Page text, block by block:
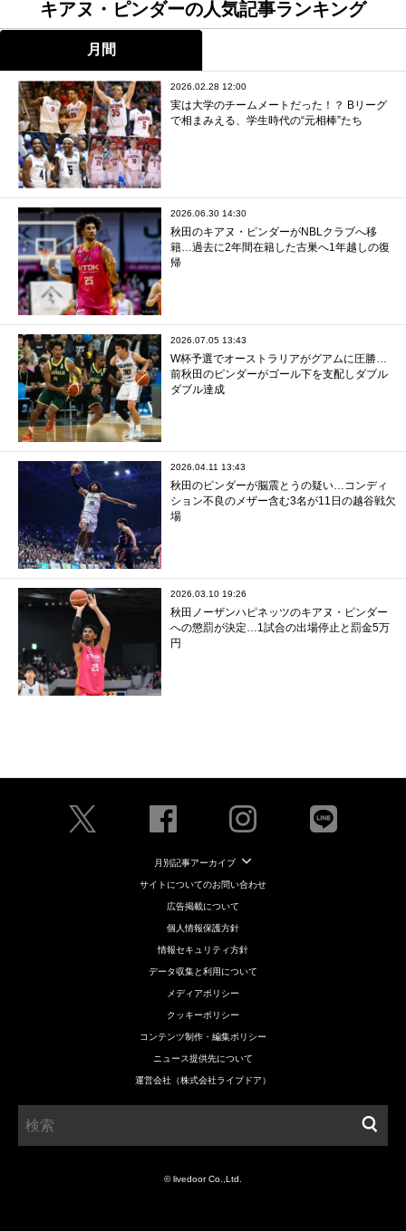
キアヌ・ピンダーの人気記事ランキング
月間
2026.02.28 12:00
実は大学のチームメートだった！？ Bリーグ
で相まみえる、学生時代の“元相棒”たち
2026.06.30 14:30
秋田のキアヌ・ピンダーがNBLクラブへ移
籍…過去に2年間在籍した古巣へ1年越しの復
帰
2026.07.05 13:43
W杯予選でオーストラリアがグアムに圧勝…
前秋田のピンダーがゴール下を支配しダブル
ダブル達成
2026.04.11 13:43
秋田のピンダーが脳震とうの疑い…コンディ
ション不良のメザー含む3名が11日の越谷戦欠
場
2026.03.10 19:26
秋田ノーザンハピネッツのキアヌ・ピンダー
への懲罰が決定…1試合の出場停止と罰金5万
円
月別記事アーカイブ
サイトについてのお問い合わせ
広告掲載について
個人情報保護方針
情報セキュリティ方針
データ収集と利用について
メディアポリシー
クッキーポリシー
コンテンツ制作・編集ポリシー
ニュース提供先について
運営会社（株式会社ライブドア）
© livedoor Co.,Ltd.